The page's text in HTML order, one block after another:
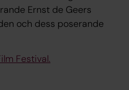
Ernst de Geers
och dess poserande
Festival.